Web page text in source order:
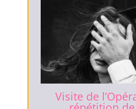
Visite de